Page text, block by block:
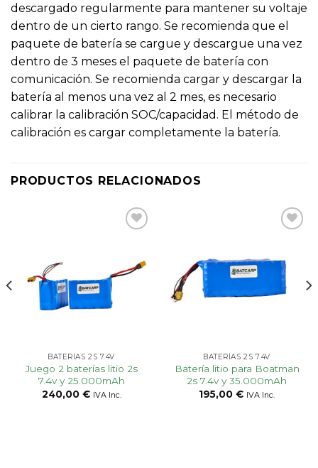
descargado regularmente para mantener su voltaje
dentro de un cierto rango. Se recomienda que el
paquete de batería se cargue y descargue una vez
dentro de 3 meses el paquete de batería con
comunicación. Se recomienda cargar y descargar la
batería al menos una vez al 2 mes, es necesario
calibrar la calibración SOC/capacidad. El método de
calibración es cargar completamente la batería.
PRODUCTOS RELACIONADOS
Añadir
a la
BATERÍAS 2S 7.4V
Juego 2 baterías litio 2s
7.4v y 25.000mAh
240,00 € IVA Inc.
Añadir
a la
lista
de
BATERÍAS 2S 7.4V
Batería litio para Boatman
2s 7.4v y 35.000mAh
195,00 € IVA Inc.